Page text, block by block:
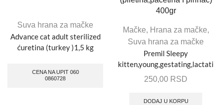
Suva hrana za mačke
Advance cat adult sterilized
ćuretina (turkey )1,5 kg
CENA NA UPIT 060
0860728
Mačke, Hrana za mačke,
Suva hrana za mačke
Premil Sleepy
kitten,young,gestating,lactating
Chicken,Duck&Rise
(piletina,pačetina I pirinač)
250,00 RSD
DODAJ U KORPU